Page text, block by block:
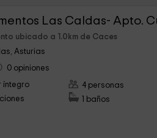
ubicado a 1.0km de Caces
Asturias
0 opiniones
íntegro
4 personas
1 baños